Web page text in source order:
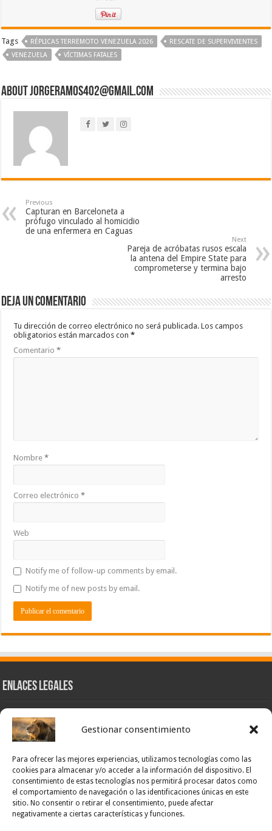
Gestionar consentimiento
Para ofrecer las mejores experiencias, utilizamos tecnologías como las
cookies para almacenar y/o acceder a la información del dispositivo. El
consentimiento de estas tecnologías nos permitirá procesar datos como
el comportamiento de navegación o las identificaciones únicas en este
sitio. No consentir o retirar el consentimiento, puede afectar
negativamente a ciertas características y funciones.
Tags RÉPLICAS TERREMOTO VENEZUELA 2026
RESCATE DE SUPERVIVIENTES
VENEZUELA
VÍCTIMAS FATALES
About jorgeramos402@gmail.com
Previous
Capturan en Barceloneta a
prófugo vinculado al homicidio
de una enfermera en Caguas
Next
Pareja de acróbatas rusos escala
la antena del Empire State para
comprometerse y termina bajo
arresto
Deja un comentario
Tu dirección de correo electrónico no será publicada. Los campos
obligatorios están marcados con*
Comentario*
Nombre*
Correo electrónico*
Web
Notify me of follow-up comments by email.
Notify me of new posts by email.
Enlaces Legales
Nuestra Esencia
Pulso Global
POLÍTICA DE PRIVACIDAD – NOTICIAS PONCE OFICIAL
TÉRMINOS Y CONDICIONES – NOTICIAS PONCE OFICIAL
Opt-out preferences